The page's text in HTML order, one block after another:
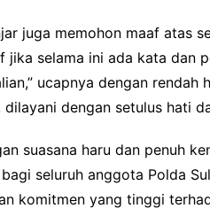
juga memohon maaf atas
jika selama ini ada kata dan
ucapnya dengan rendah
dengan setulus hati
suasana haru dan penuh
seluruh anggota Polda
komitmen yang tinggi